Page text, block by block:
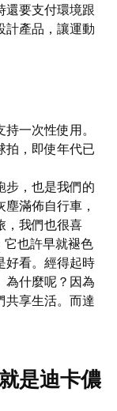
還要支付環境跟
計產品，讓運動
一次性使用。
拍，即使年代已
步，也是我們的
滿佈自行車，
，我們也很喜
它也許早就褪色
好看。經得起時
為什麼呢？因為
共享生活。而達
是迪卡儂